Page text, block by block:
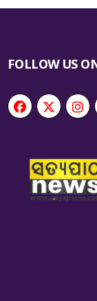
FOLLOW US